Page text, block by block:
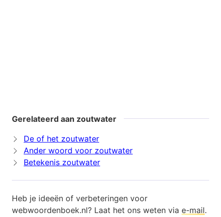
Gerelateerd aan zoutwater
De of het zoutwater
Ander woord voor zoutwater
Betekenis zoutwater
Heb je ideeën of verbeteringen voor
webwoordenboek.nl? Laat het ons weten via e-mail.